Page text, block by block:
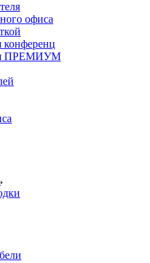
офиса
конференц
ПРЕМИУМ